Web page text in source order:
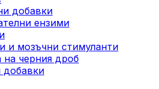
добавки
ензими
и мозъчни стимуланти
черния дроб
добавки